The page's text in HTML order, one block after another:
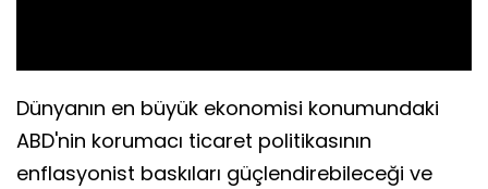
Dünyanın en büyük ekonomisi konumundaki
ABD'nin korumacı ticaret politikasının
enflasyonist baskıları güçlendirebileceği ve